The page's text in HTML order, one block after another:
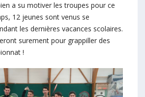
a su motiver les troupes pour ce
12 jeunes sont venus se
les dernières vacances scolaires.
surement pour grappiller des
!